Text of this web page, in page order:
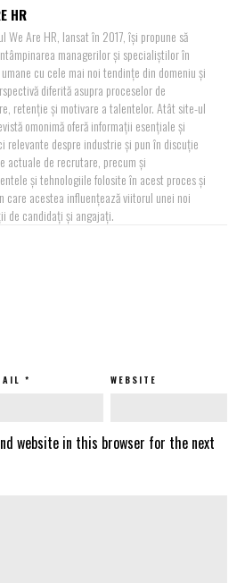
HR
We Are HR, lansat în 2017, își propune să
managerilor și specialiștilor în
cu cele mai noi tendințe din domeniu și
diferită asupra proceselor de
retenție și motivare a talentelor. Atât site-ul
omonimă oferă informații esențiale și
relevante despre industrie și pun în discuție
actuale de recrutare, precum și
și tehnologiile folosite în acest proces și
care acestea influențează viitorul unei noi
de candidați și angajați.
* WEBSITE
website in this browser for the next